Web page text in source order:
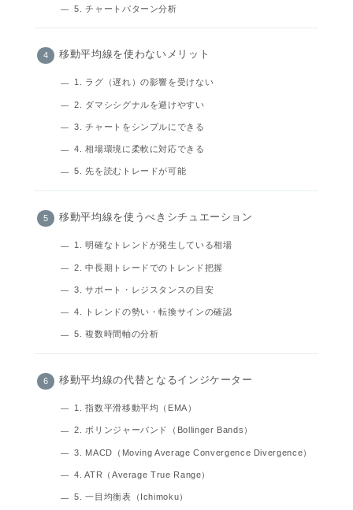
5. チャートパターン分析
移動平均線を使わないメリット
1. ラグ（遅れ）の影響を受けない
2. ダマシシグナルを避けやすい
3. チャートをシンプルにできる
4. 相場環境に柔軟に対応できる
5. 先を読むトレードが可能
移動平均線を使うべきシチュエーション
1. 明確なトレンドが発生している相場
2. 中長期トレードでのトレンド把握
3. サポート・レジスタンスの目安
4. トレンドの勢い・転換サインの確認
5. 複数時間軸の分析
移動平均線の代替となるインジケーター
1. 指数平滑移動平均（EMA）
2. ボリンジャーバンド（Bollinger Bands）
3. MACD（Moving Average Convergence Divergence）
4. ATR（Average True Range）
5. 一目均衡表（Ichimoku）